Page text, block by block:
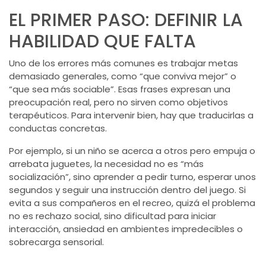
EL PRIMER PASO: DEFINIR LA
HABILIDAD QUE FALTA
Uno de los errores más comunes es trabajar metas
demasiado generales, como “que conviva mejor” o
“que sea más sociable”. Esas frases expresan una
preocupación real, pero no sirven como objetivos
terapéuticos. Para intervenir bien, hay que traducirlas a
conductas concretas.
Por ejemplo, si un niño se acerca a otros pero empuja o
arrebata juguetes, la necesidad no es “más
socialización”, sino aprender a pedir turno, esperar unos
segundos y seguir una instrucción dentro del juego. Si
evita a sus compañeros en el recreo, quizá el problema
no es rechazo social, sino dificultad para iniciar
interacción, ansiedad en ambientes impredecibles o
sobrecarga sensorial.